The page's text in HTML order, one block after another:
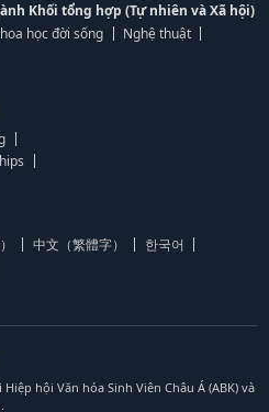
Khối tổng hợp (Tự nhiên và Xã hội)
học đời sống
Nghệ thuật
中文（繁體字）
한국어
hội Văn hóa Sinh Viên Châu Á (ABK) và